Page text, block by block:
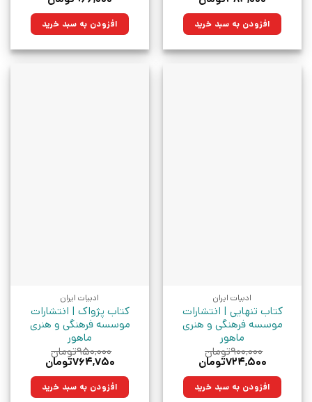
۶۰۰,۰۰۰تومان
بود.
۴۸۳,۰۰۰تومان.افزودن به سبد خرید ۱,۲۰۰,۰۰۰تومان
بود.
۹۶۶,۰۰۰تومان.افزودن به سبد خرید
ادبیات ایران
کتاب تنهایی | انتشارات
موسسه فرهنگی و هنری
ماهور
۹۰۰,۰۰۰تومان
قیمت
۹۰۰,۰۰۰تومان
بود.
۷۲۴,۵۰۰تومان
۷۲۴,۵۰۰تومان.افزودن به سبد خرید
ادبیات ایران
کتاب پژواک | انتشارات
موسسه فرهنگی و هنری
ماهور
۹۵۰,۰۰۰تومان
قیمت
۹۵۰,۰۰۰تومان
بود.
۷۶۴,۷۵۰تومان
۷۶۴,۷۵۰تومان.افزودن به سبد خرید